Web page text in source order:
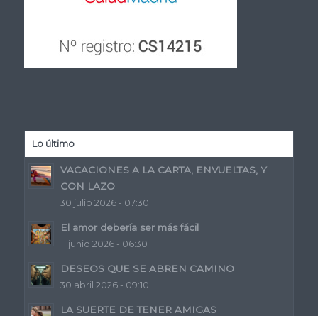
Lo último
VACACIONES A LA CARTA, ENVUELTAS, Y
CON LAZO
30 julio 2026 - 07:30
El amor debería ser más fácil
11 junio 2026 - 06:30
DESEOS QUE SE ABREN CAMINO
30 abril 2026 - 09:10
LA SUERTE DE TENER AMIGAS